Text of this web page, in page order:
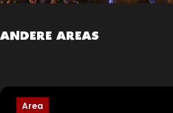
ANDERE AREAS
Area